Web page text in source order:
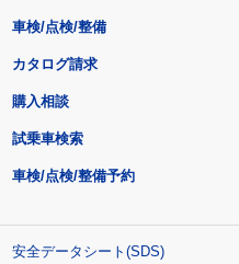
車検/点検/整備
カタログ請求
購入相談
試乗車検索
車検/点検/整備予約
安全データシート(SDS)